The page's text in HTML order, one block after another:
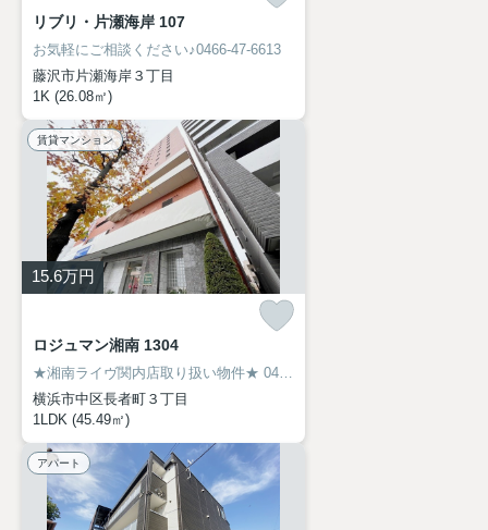
リブリ・片瀬海岸 107
お気軽にご相談ください♪0466-47-6613
藤沢市片瀬海岸３丁目
1K (26.08㎡)
賃貸マンション
15.6万円
ロジュマン湘南 1304
★湘南ライヴ関内店取り扱い物件★ 045-319-6094
横浜市中区長者町３丁目
1LDK (45.49㎡)
アパート